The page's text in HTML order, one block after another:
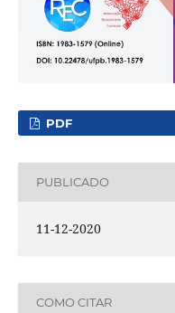
PDF
PUBLICADO
11-12-2020
COMO CITAR